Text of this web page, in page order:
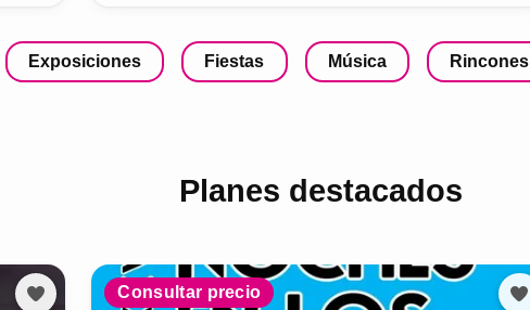
Exposiciones Fiestas Música Rincones
Planes destacados
Consultar precio